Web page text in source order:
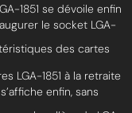
1851 se dévoile enfin
le socket LGA-
des cartes
LGA-1851 à la retraite
enfin, sans